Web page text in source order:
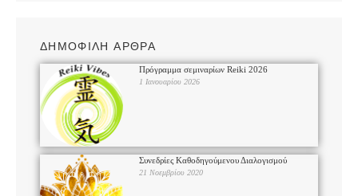
ΔΗΜΟΦΙΛΗ ΑΡΘΡΑ
Πρόγραμμα σεμιναρίων Reiki 2026
1 Ιανουαρίου 2026
Συνεδρίες Καθοδηγούμενου Διαλογισμού
21 Νοεμβρίου 2020